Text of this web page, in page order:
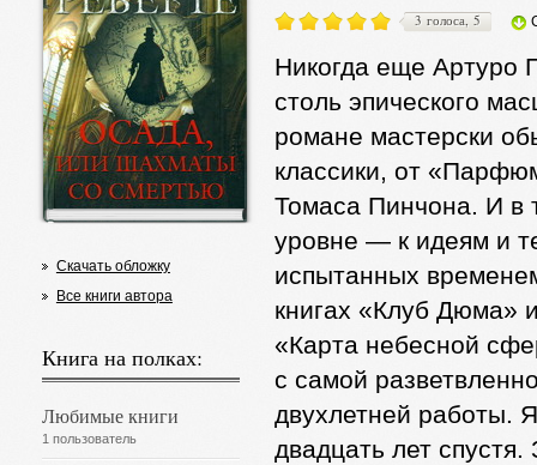
Скачать обложку
Все книги автора
Книга на полках:
Любимые книги
1 пользователь
3 голоса, 5
Никогда еще Артуро
столь эпического
романе мастерски
классики, от
Томаса Пинчона. И в
уровне — к идеям и
испытанных
книгах «Клуб Дюма»
«Карта небесной
с самой
двухлетней работы.
двадцать лет спустя.